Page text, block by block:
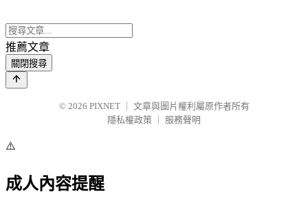
推薦文章
關閉搜尋
© 2026 PIXNET
文章與圖片權利屬原作者所有
隱私權政策
服務聲明
⚠️
成人內容提醒